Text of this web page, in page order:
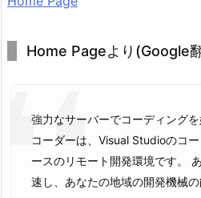
Home Pageより(Google
強力なサーバーでコーディング
コーダーは、Visual Studioのコ
ースのリモート開発環境です。
速し、あなたの地域の開発機械の